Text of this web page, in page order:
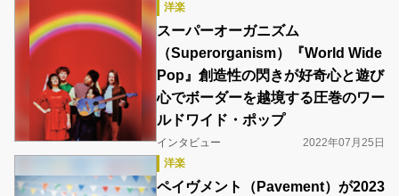
洋楽
スーパーオーガニズム
（Superorganism）『World Wide
Pop』創造性の閃きが好奇心と遊び
心でボーダーを越境する圧巻のワー
ルドワイド・ポップ
インタビュー
2022年07月25日
洋楽
ペイヴメント（Pavement）が2023